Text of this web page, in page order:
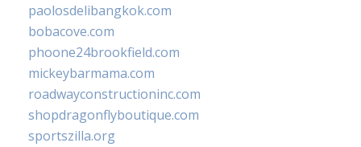
paolosdelibangkok.com
bobacove.com
phoone24brookfield.com
mickeybarmama.com
roadwayconstructioninc.com
shopdragonflyboutique.com
sportszilla.org